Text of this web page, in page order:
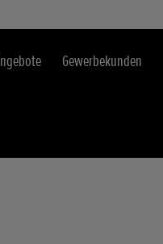
Gewerbekunden